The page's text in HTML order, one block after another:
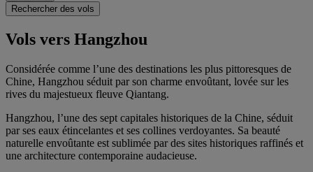
Rechercher des vols
Vols vers Hangzhou
Considérée comme l’une des destinations les plus pittoresques de
Chine, Hangzhou séduit par son charme envoûtant, lovée sur les
rives du majestueux fleuve Qiantang.
Hangzhou, l’une des sept capitales historiques de la Chine, séduit
par ses eaux étincelantes et ses collines verdoyantes. Sa beauté
naturelle envoûtante est sublimée par des sites historiques raffinés et
une architecture contemporaine audacieuse.